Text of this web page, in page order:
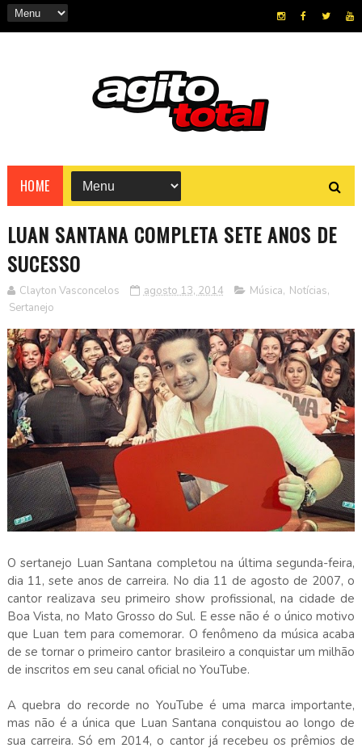
HOME
LUAN SANTANA COMPLETA SETE ANOS DE
SUCESSO
Clayton Vasconcelos agosto 13, 2014 Música, Notícias,
Sertanejo
O sertanejo Luan Santana completou na última segunda-feira,
dia 11, sete anos de carreira. No dia 11 de agosto de 2007, o
cantor realizava seu primeiro show profissional, na cidade de
Boa Vista, no Mato Grosso do Sul. E esse não é o único motivo
que Luan tem para comemorar. O fenômeno da música acaba
de se tornar o primeiro cantor brasileiro a conquistar um milhão
de inscritos em seu canal oficial no YouTube.
A quebra do recorde no YouTube é uma marca importante,
mas não é a única que Luan Santana conquistou ao longo de
sua carreira. Só em 2014, o cantor já recebeu os prêmios de